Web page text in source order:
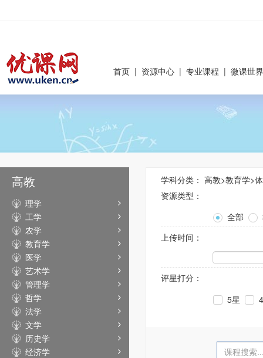
首页 | 资源中心 | 专业课程 | 微课世界
高教
理学
工学
农学
教育学
医学
艺术学
管理学
哲学
法学
文学
历史学
经济学
学科分类： 高教>教育学>
资源类型：
全部
上传时间：
评星打分：
5星